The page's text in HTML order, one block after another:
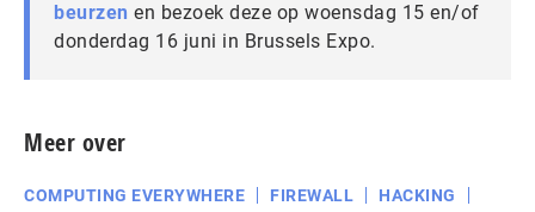
beurzen en bezoek deze op woensdag 15 en/of
donderdag 16 juni in Brussels Expo.
Meer over
COMPUTING EVERYWHERE FIREWALL HACKING